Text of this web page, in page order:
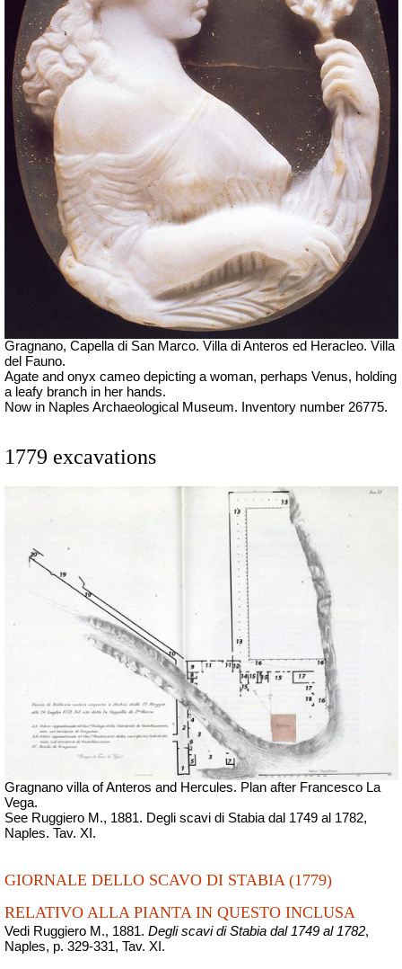
Gragnano, Capella di San Marco. Villa di Anteros ed Heracleo. Villa
del Fauno.
Agate and onyx cameo depicting a woman, perhaps Venus, holding
a leafy branch in her hands.
Now in Naples Archaeological Museum. Inventory number 26775.
1779 excavations
Gragnano villa of Anteros and Hercules. Plan after Francesco La
Vega.
See Ruggiero M., 1881. Degli scavi di Stabia dal 1749 al 1782,
Naples. Tav. XI.
GIORNALE DELLO SCAVO DI STABIA (1779)
RELATIVO ALLA PIANTA IN QUESTO INCLUSA
Vedi Ruggiero M., 1881. Degli scavi di Stabia dal 1749 al 1782,
Naples, p. 329-331, Tav. XI.